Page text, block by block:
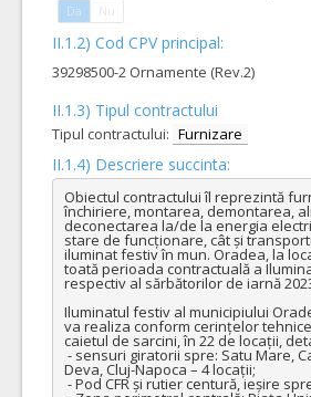
Da
II.1.2) Cod CPV principal:
39298500-2 Ornamente (Rev.2)
II.1.3) Tipul contractului
Tipul contractului: Furnizare
II.1.4) Descriere succinta:
Obiectul contractului îl reprezintă
închiriere, montarea, demontarea,
deconectarea la/de la energia
stare de funcționare, cât și
iluminat festiv în mun. Oradea, la
toată perioada contractuală a
respectiv al sărbătorilor de iarnă
Iluminatul festiv al municipiului
va realiza conform cerințelor
caietul de sarcini, în 22 de locații,
Deva, Cluj-Napoca – 4 locații;